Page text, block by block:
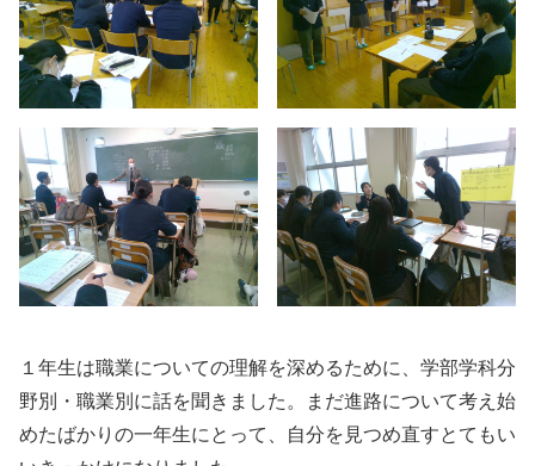
１年生は職業についての理解を深めるために、学部学科分
野別・職業別に話を聞きました。まだ進路について考え始
めたばかりの一年生にとって、自分を見つめ直すとてもい